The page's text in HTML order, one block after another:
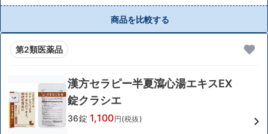
商品を比較する
第2類医薬品
漢方セラピー半夏瀉心湯エキスEX
錠クラシエ
36錠 1,100円(税抜)